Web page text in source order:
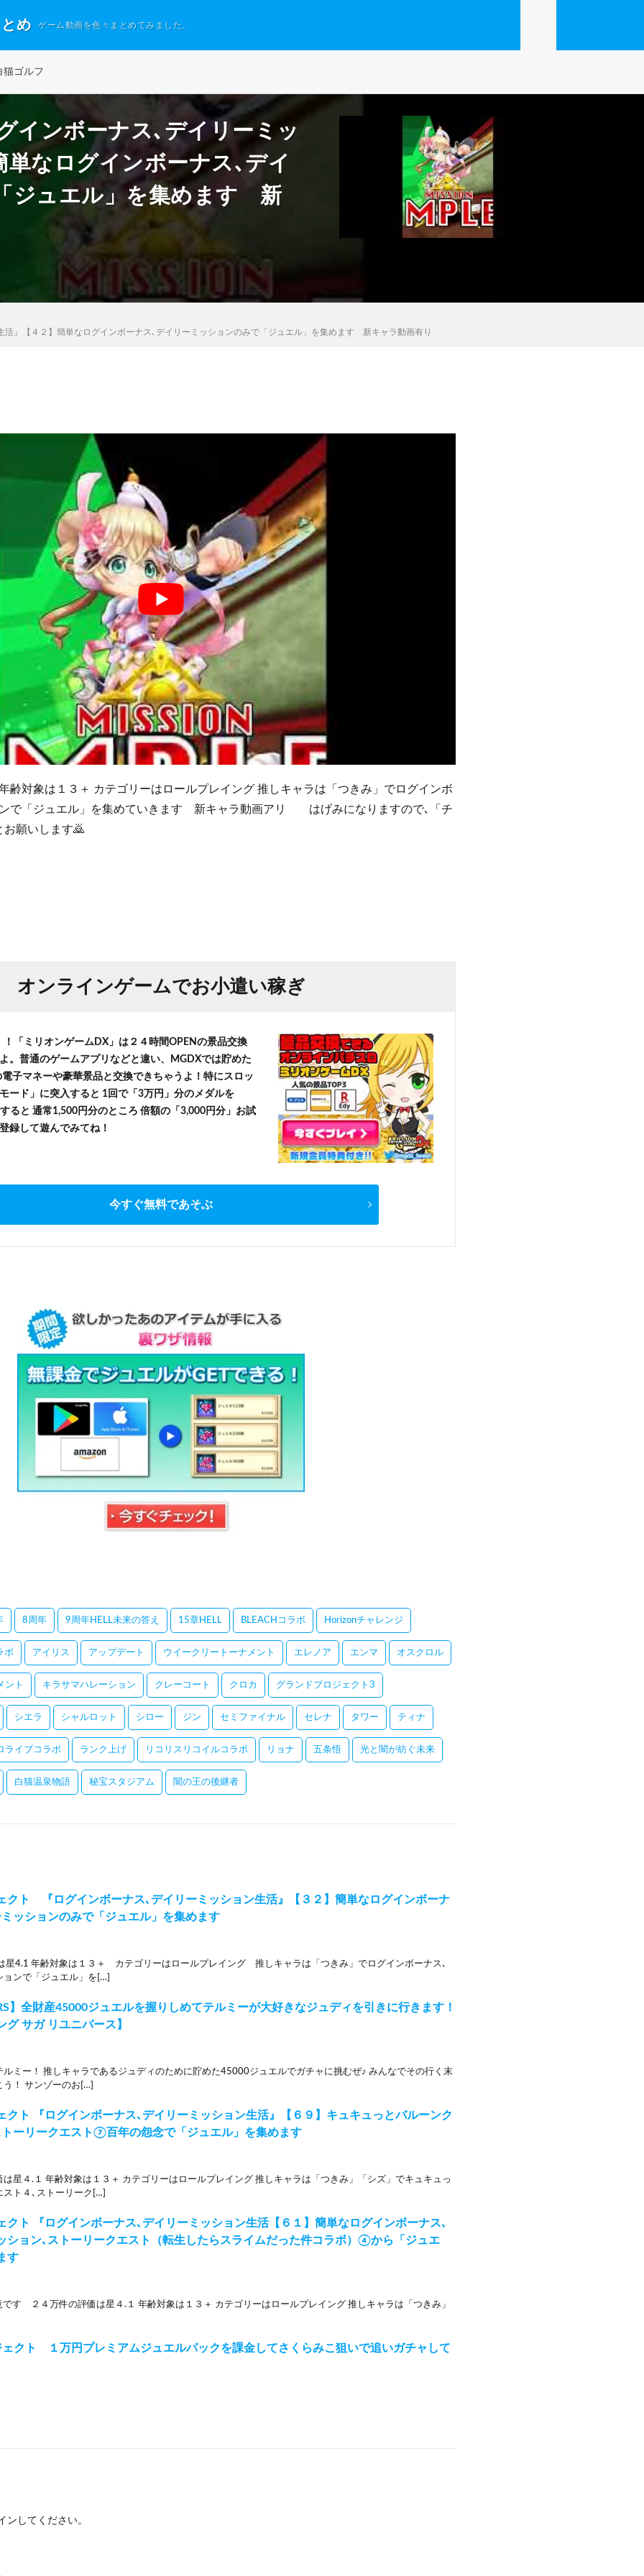
め ゲーム動画を色々まとめてみました。
猫ゴルフ
インボーナス､デイリーミッ
なログインボーナス､デイ
ジュエル」を集めます 新
』【４２】簡単なログインボーナス､デイリーミッションのみで「ジュエル」を集めます 新キャラ動画有り
齢対象は１３＋ カテゴリーはロールプレイング 推しキャラは「つきみ」でログインボ
ンで「ジュエル」を集めていきます 新キャラ動画アリ はげみになりますので､「チ
お願いします🙇
オンラインゲームでお小遣い稼ぎ
！「ミリオンゲームDX」は２４時間OPENの景品交換
。普通のゲームアプリなどと違い、MGDXでは貯めた
子マネーや豪華景品と交換できちゃうよ！特にスロッ
ード」に突入すると 1回で「3万円」分のメダルを
ると 通常1,500円分のところ 倍額の「3,000円分」お試
録して遊んでみてね！
今すぐ無料であそぶ
8周年 9周年HELL未来の答え 15章HELL BLEACHコラボ Horizonチャレンジ
ボ アイリス アップデート ウイークリートーナメント エレノア エンマ オスクロル
ント キラサマハレーション クレーコート クロカ グランドプロジェクト3
シエラ シャルロット シロー ジン セミファイナル セレナ タワー ティナ
ライブコラボ ランク上げ リコリスリコイルコラボ リョナ 五条悟 光と闇が紡ぐ未来
白猫温泉物語 秘宝スタジアム 闇の王の後継者
クト 『ログインボーナス､デイリーミッション生活』【３２】簡単なログインボーナ
ッションのみで「ジュエル」を集めます
星4.1 年齢対象は１３＋ カテゴリーはロールプレイング 推しキャラは「つきみ」でログインボーナス､
ョンで「ジュエル」を[…]
】全財産45000ジュエルを握りしめてテルミーが大好きなジュディを引きに行きます！
グ サガ リユニバース】
ルミー！ 推しキャラであるジュディのために貯めた45000ジュエルでガチャに挑むぜ♪ みんなでその行く末
う！ サンゾーのお[…]
クト 『ログインボーナス､デイリーミッション生活』【６９】キュキュっとバルーンク
ーリークエスト⑦百年の怨念で「ジュエル」を集めます
は星４.１ 年齢対象は１３＋ カテゴリーはロールプレイング 推しキャラは「つきみ」「シズ」でキュキュっ
スト４､ストーリーク[…]
クト 『ログインボーナス､デイリーミッション生活【６１】簡単なログインボーナス､
ション､ストーリークエスト（転生したらスライムだった件コラボ）④から「ジュエ
す
す ２４万件の評価は星４.１ 年齢対象は１３＋ カテゴリーはロールプレイング 推しキャラは「つきみ」
クト １万円プレミアムジュエルパックを課金してさくらみこ狙いで追いガチャして
ン してください。